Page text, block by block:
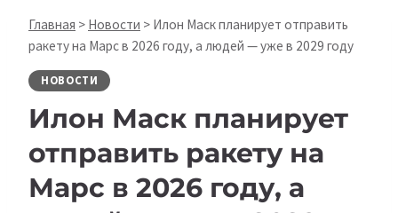
Главная > Новости > Илон Маск планирует отправить
ракету на Марс в 2026 году, а людей — уже в 2029 году
НОВОСТИ
Илон Маск планирует
отправить ракету на
Марс в 2026 году, а